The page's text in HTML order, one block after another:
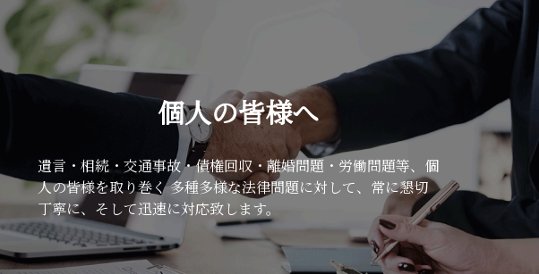
個人の皆様へ
遺言・相続・交通事故・債権回収・離婚問題・労働問題等、個
人の皆様を取り巻く 多種多様な法律問題に対して、常に懇切
丁寧に、そして迅速に対応致します。